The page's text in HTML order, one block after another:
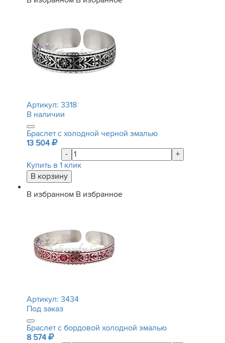
Артикул: 3318
В наличии
Браслет с холодной черной эмалью
13 504
-
+
Купить в 1 клик
В избранном В избранное
Артикул: 3434
Под заказ
Браслет с бордовой холодной эмалью
8 574